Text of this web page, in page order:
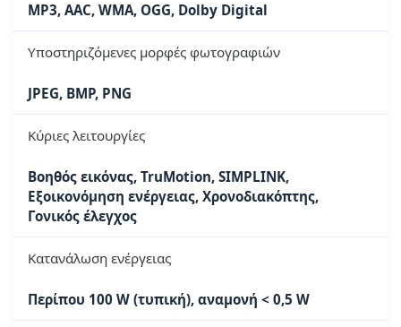
MP3, AAC, WMA, OGG, Dolby Digital
Υποστηριζόμενες μορφές φωτογραφιών
JPEG, BMP, PNG
Κύριες λειτουργίες
Βοηθός εικόνας, TruMotion, SIMPLINK,
Εξοικονόμηση ενέργειας, Χρονοδιακόπτης,
Γονικός έλεγχος
Κατανάλωση ενέργειας
Περίπου 100 W (τυπική), αναμονή < 0,5 W